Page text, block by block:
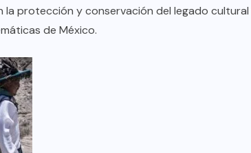
la protección y conservación del legado
de México.